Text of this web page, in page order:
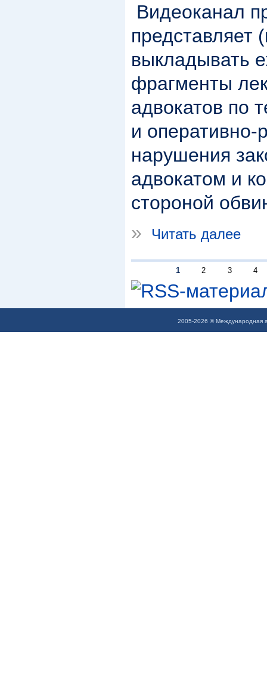
Видеоканал
представляет
выкладывать
фрагменты
адвокатов по
и
нарушения
адвокатом и
стороной
»
Читать далее
1 2 3 4
2005-2026 © Международная